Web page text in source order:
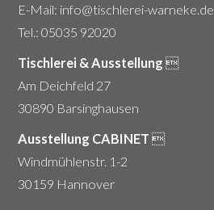
E-Mail: info@tischlerei-warneke.de
Tel.: 05035 92020
Tischlerei & Ausstellung 
Am Deichfeld 27
30890 Barsinghausen
Ausstellung CABINET 
Windmühlenstr. 1-2
30159 Hannover